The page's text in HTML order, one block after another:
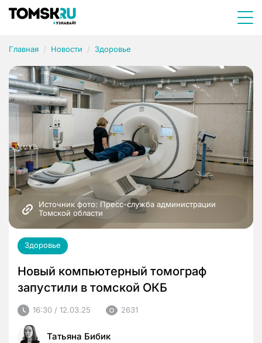
Главная Новости Здоровье
Источник фото: Пресс-служба администрации
Томской области
Здоровье
Новый компьютерный томограф
запустили в томской ОКБ
16:30 / 12.03.25 2631
Татьяна Бибик